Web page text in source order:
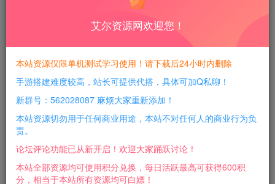
每日活跃最高可获得600积分！所有资源可以使用
积分免费兑换！
端游介绍：
本次更新内容如下：
★本游戏纯属学习娱乐公益★请勿商业用途★
1.加入飞行祥瑞
2.团队副本
艾尔资源网欢迎您！
本站资源仅限单机测试学习使用！请下载后24小时内删除
手游搭建难度较高，站长可提供代搭，具体可加Q私聊！
新群号：562028087 麻烦大家重新添加！
本站资源切勿用于任何商业用途，本站不对任何人的商业行为负
责。
论坛评论功能已从新开启！欢迎大家踊跃讨论！
本站全部资源均可使用积分兑换，每日活跃最高可获得600积
分，相当于本站所有资源均可白嫖！